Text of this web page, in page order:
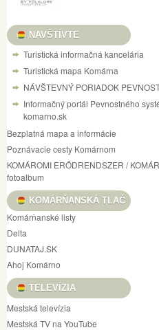
NAVŠTÍVTE
Turistická informačná kancelária
Turistická mapa Komárna
NÁVŠTEVNÝ PORIADOK
Informačný portál Pevnostného
komarno.sk
Bezplatná mapa a informácie
Poznávacie cesty Komárnom
KOMÁROMI ERŐDRENDSZER /
fotoalbum
KOMÁRŇANSKÁ TLAČ
Komárňanské listy
Delta
DUNATAJ.SK
Ahoj Komárno
TELEVÍZIA
Mestská televízia
Mestská TV na YouTube